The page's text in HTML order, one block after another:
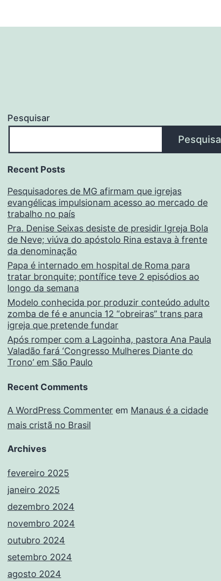
Pesquisar
Recent Posts
Pesquisadores de MG afirmam que igrejas
evangélicas impulsionam acesso ao mercado de
trabalho no país
Pra. Denise Seixas desiste de presidir Igreja Bola
de Neve; viúva do apóstolo Rina estava à frente
da denominação
Papa é internado em hospital de Roma para
tratar bronquite; pontífice teve 2 episódios ao
longo da semana
Modelo conhecida por produzir conteúdo adulto
zomba de fé e anuncia 12 “obreiras” trans para
igreja que pretende fundar
Após romper com a Lagoinha, pastora Ana Paula
Valadão fará ‘Congresso Mulheres Diante do
Trono’ em São Paulo
Recent Comments
A WordPress Commenter em Manaus é a cidade
mais cristã no Brasil
Archives
fevereiro 2025
janeiro 2025
dezembro 2024
novembro 2024
outubro 2024
setembro 2024
agosto 2024